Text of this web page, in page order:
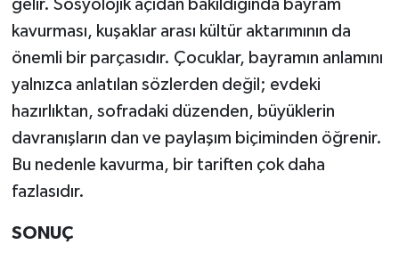
gelir. Sosyolojik açıdan bakıldığında bayram
kavurması, kuşaklar arası kültür aktarımının da
önemli bir parçasıdır. Çocuklar, bayramın anlamını
yalnızca anlatılan sözlerden değil; evdeki
hazırlıktan, sofradaki düzenden, büyüklerin
davranışların dan ve paylaşım biçiminden öğrenir.
Bu nedenle kavurma, bir tariften çok daha
fazlasıdır.
SONUÇ